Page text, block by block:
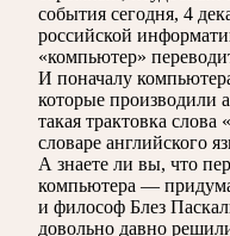
события сегодня, 4
российской
«компьютер»
И поначалу
которые производили
такая трактовка
словаре английского
А знаете ли вы, что
компьютера —
и философ Блез
довольно давно